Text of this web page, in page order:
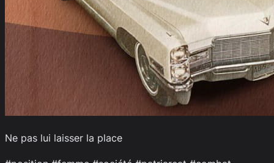
Ne pas lui laisser la place